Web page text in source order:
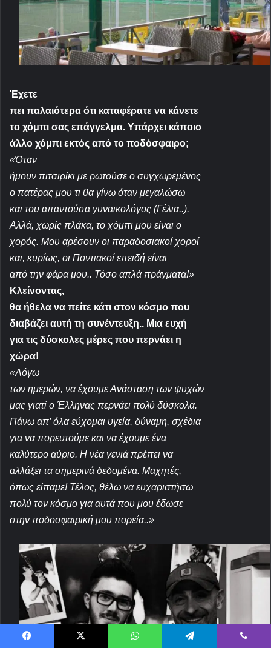
Έχετε
πει παλαιότερα ότι καταφέρατε να κάνετε
το χόμπι σας επάγγελμα. Υπάρχει κάποιο
άλλο χόμπι εκτός από το ποδόσφαιρο;
«Όταν
ήμουν πιτσιρίκι με ρωτούσε ο συγχωρεμένος
ο πατέρας μου τι θα γίνω όταν μεγαλώσω
και του απαντούσα γυναικολόγος (Γέλια..).
Αλλά, χωρίς πλάκα, το χόμπι μου είναι ο
χορός. Μου αρέσουν οι παραδοσιακοί χοροί
και, κυρίως, οι Ποντιακοί επειδή είναι
από την φάρα μου.. Τόσο απλά πράγματα!»
Κλείνοντας,
θα ήθελα να πείτε κάτι στον κόσμο που
διαβάζει αυτή τη συνέντευξη.. Μια ευχή
για τις δύσκολες μέρες που περνάει η
χώρα!
«Λόγω
των ημερών, να έχουμε Ανάσταση των ψυχών
μας γιατί ο Έλληνας περνάει πολύ δύσκολα.
Πάνω απ’ όλα εύχομαι υγεία, δύναμη, σχέδια
για να πορευτούμε και να έχουμε ένα
καλύτερο αύριο. Η νέα γενιά πρέπει να
αλλάξει τα σημερινά δεδομένα. Μαχητές,
όπως είπαμε! Τέλος, θέλω να ευχαριστήσω
πολύ τον κόσμο για αυτά που μου έδωσε
στην ποδοσφαιρική μου πορεία..»